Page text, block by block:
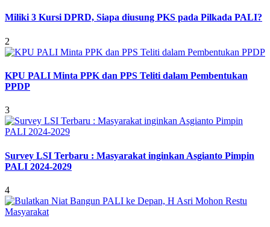
Miliki 3 Kursi DPRD, Siapa diusung PKS pada Pilkada PALI?
2
KPU PALI Minta PPK dan PPS Teliti dalam Pembentukan
PPDP
3
Survey LSI Terbaru : Masyarakat inginkan Asgianto Pimpin
PALI 2024-2029
4